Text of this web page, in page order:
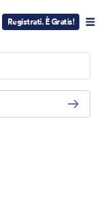
Registrati. È Gratis!